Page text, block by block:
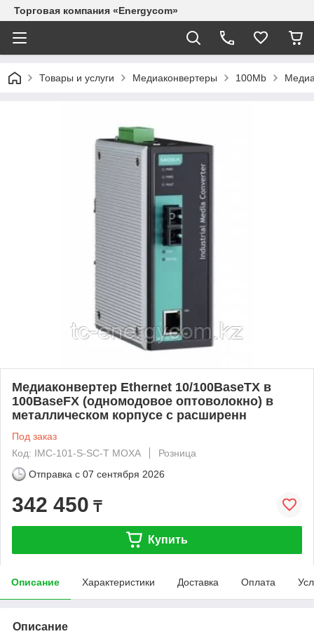
Торговая компания «Energycom»
Товары и услуги Медиаконвертеры 100Mb
Медиаконвертер Ethernet 10/100BaseTX в
100BaseFX (одномодовое оптоволокно) в
металлическом корпусе с расширенн
Под заказ
Код: IMC-101-S-SC-T MOXA
Розница
Отправка с 07 сентября 2026
342 450 ₸
Купить
Описание Характеристики Доставка Оплата
Описание